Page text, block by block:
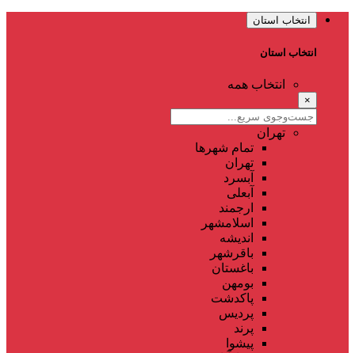
انتخاب استان
انتخاب استان
انتخاب همه
×
تهران
تمام شهر‌ها
تهران
آبسرد
آبعلی
ارجمند
اسلامشهر
اندیشه
باقرشهر
باغستان
بومهن
پاکدشت
پردیس
پرند
پیشوا